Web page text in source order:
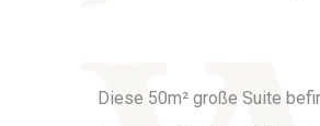
Diese 50m² große Suite